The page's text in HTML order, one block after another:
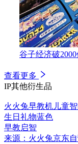
谷子经济破
查看更多
IP其他衍生品
火火兔早教机儿童
生日礼物蓝色
早教启智
来源：火火兔京东